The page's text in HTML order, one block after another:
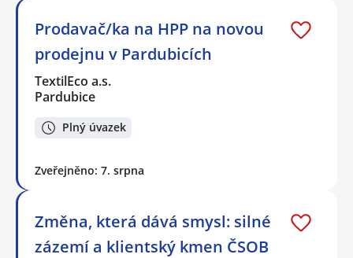
Prodavač/ka na HPP na novou
prodejnu v Pardubicích
TextilEco a.s.
Pardubice
Plný úvazek
Zveřejněno: 7. srpna
Změna, která dává smysl: silné
zázemí a klientský kmen ČSOB